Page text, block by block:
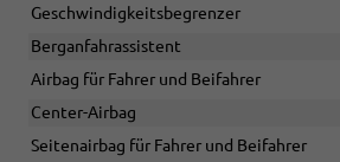
Geschwindigkeitsbegrenzer
Berganfahrassistent
Airbag für Fahrer und Beifahrer
Center-Airbag
Seitenairbag für Fahrer und Beifahrer